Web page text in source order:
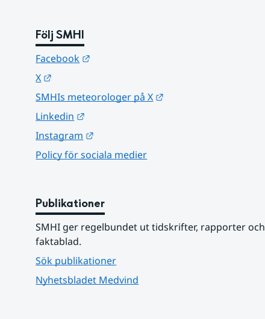
Följ SMHI
Facebook
X
SMHIs meteorologer på X
Linkedin
Instagram
Policy för sociala medier
Publikationer
SMHI ger regelbundet ut tidskrifter, rapporter och
faktablad.
Sök publikationer
Nyhetsbladet Medvind